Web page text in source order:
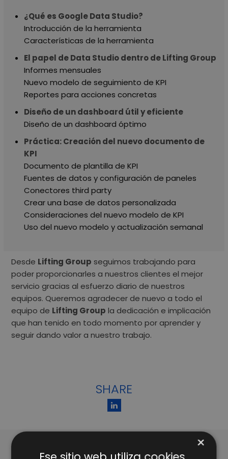
¿Qué es Google Data Studio?
Introducción de la herramienta
Características de la herramienta
El papel de Data Studio dentro de Lifting Group
Informes mensuales
Nuevo modelo de seguimiento de KPI
Reportes para acciones concretas
Diseño de un dashboard útil y eficiente
Diseño de un dashboard óptimo
Práctica: Creación del nuevo documento de
KPI
Documento de plantilla de KPI
Fuentes de datos y configuración de paneles
Conectores third party
Crear una base de datos personalizada
Consideraciones del nuevo modelo de KPI
Uso del nuevo modelo y actualización semanal
Desde Lifting Group seguimos trabajando para
poder proporcionarles a nuestros clientes el mejor
servicio gracias al esfuerzo diario de nuestros
equipos. Queremos agradecer de nuevo a todo el
equipo de Lifting Group la dedicación e implicación
que han tenido en todo momento por aprender y
seguir dando valor a nuestro trabajo.
SHARE
×